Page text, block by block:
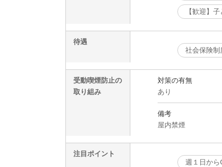
【歓迎】
待遇
社会保険制
受動喫煙防止の
取り組み
対策の有無
あり
備考
屋内禁煙
注目ポイント
週１日から